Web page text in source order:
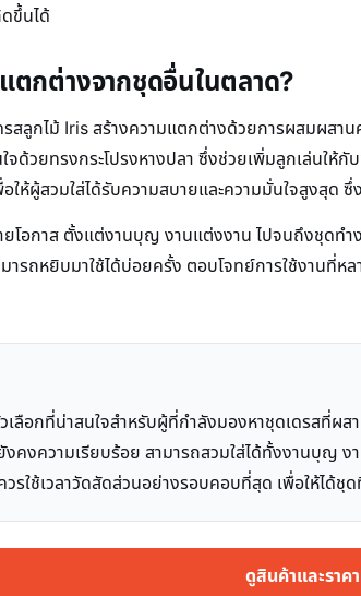
ขึ้นได้
ตกต่างจากชุดอื่นในตลาด?
รสลูกไม้ Iris สร้างความแตกต่างด้วยการผสมผ
ด้วยทรงกระโปรงหางปลา ซึ่งช่วยเพิ่มลูกเล่นให้
ให้ผู้สวมใส่ได้รับความสบายและความมั่นใจสูงสุด
ยโอกาส ตั้งแต่งานบุญ งานแต่งงาน ไปจนถึงชุดท
รถหยิบมาใช้ได้บ่อยครั้ง ตอบโจทย์การใช้งานที่ห
ลือกที่น่าสนใจสำหรับผู้ที่กำลังมองหาชุดเดรสที่ผ
งความเรียบร้อย สามารถสวมใส่ได้ทั้งงานบุญ
รใช้เวลาวัดสัดส่วนอย่างรอบคอบที่สุด เพื่อให้ได้ชุ
ดูสินค้าและรา